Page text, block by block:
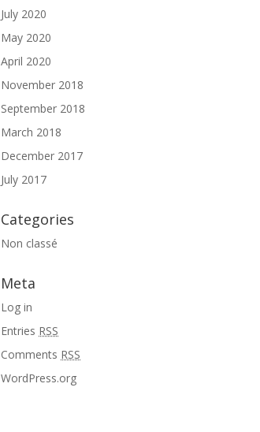
July 2020
May 2020
April 2020
November 2018
September 2018
March 2018
December 2017
July 2017
Categories
Non classé
Meta
Log in
Entries RSS
Comments RSS
WordPress.org